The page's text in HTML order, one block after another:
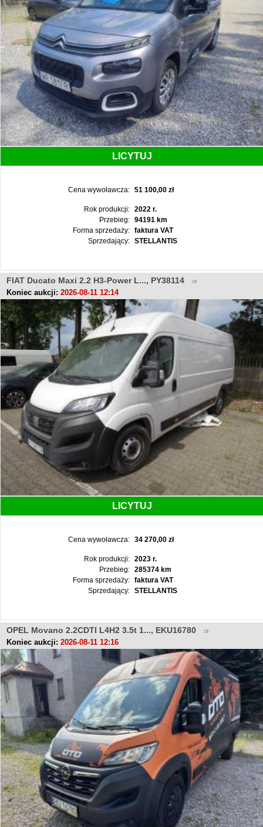
LICYTUJ
Cena wywoławcza: 51 100,00 zł
Rok produkcji:
2022 r.
Przebieg:
94191 km
Forma sprzedaży:
faktura VAT
Sprzedający:
STELLANTIS
FIAT Ducato Maxi 2.2 H3-Power L..., PY38114
Koniec aukcji: 2026-08-11 12:14
LICYTUJ
Cena wywoławcza: 34 270,00 zł
Rok produkcji:
2023 r.
Przebieg:
285374 km
Forma sprzedaży:
faktura VAT
Sprzedający:
STELLANTIS
OPEL Movano 2.2CDTI L4H2 3.5t 1..., EKU16780
Koniec aukcji: 2026-08-11 12:16